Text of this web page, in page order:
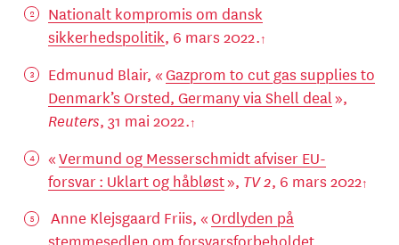
Nationalt kompromis om dansk
sikkerhedspolitik, 6 mars 2022.
Edmunud Blair, «Gazprom to cut gas supplies to
Denmark’s Orsted, Germany via Shell deal »,
Reuters, 31 mai 2022.
«Vermund og Messerschmidt afviser EU-
forsvar : Uklart og håbløst», TV 2, 6 mars 2022
Anne Klejsgaard Friis, «Ordlyden på
stemmesedlen om forsvarsforbeholdet